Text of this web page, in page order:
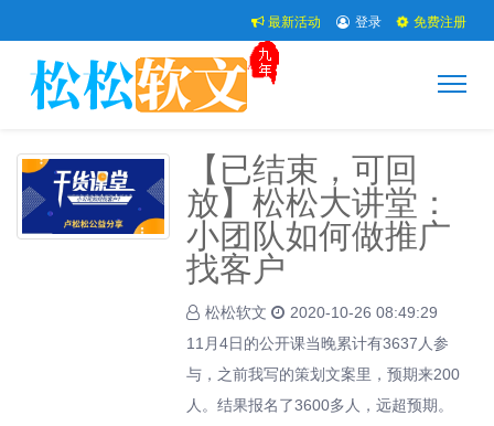
最新活动 登录 免费注册
【已结束，可回
放】松松大讲堂：
小团队如何做推广
找客户
松松软文
2020-10-26 08:49:29
11月4日的公开课当晚累计有3637人参
与，之前我写的策划文案里，预期来200
人。结果报名了3600多人，远超预期。